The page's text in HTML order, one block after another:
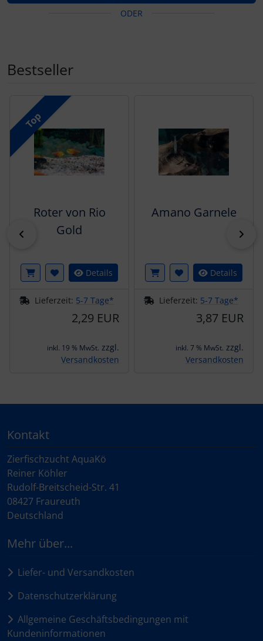
ODER
Bestseller
Es folgt ein Produktslider - navigieren Sie mit der Tab-
Top
Roter von Rio
Gold
Details
Lieferzeit: 5-7 Tage*
2,29 EUR
inkl. 19 % MwSt. zzgl.
Versandkosten
Amano Garnele
Details
Lieferzeit: 5-7 Tage*
3,87 EUR
inkl. 7 % MwSt. zzgl.
Versandkosten
Kontakt
Zierfischzucht AquaKö
Reiner Köhler
Rudolf-Breitscheid-Str. 41
08427 Fraureuth
Deutschland
Mehr über...
Liefer- und Versandkosten
Datenschutzerklärung
Allgemeine Geschäftsbedingungen mit
Kundeninformationen